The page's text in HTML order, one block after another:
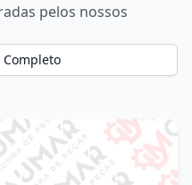
pelos nossos
Completo